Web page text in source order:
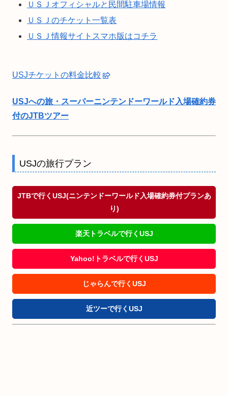
ＵＳＪオフィシャルと民間駐車場情報
ＵＳＪのチケット一覧表
ＵＳＪ情報サイトスマホ版はコチラ
USJチケットの料金比較
USJへの旅・スーパーニンテンドーワールド入場確約券
付のJTBツアー
USJの旅行プラン
JTBで行くUSJ(ニンテンドーワールド入場確約券付プランあ
り)
楽天トラベルで行くUSJ
Yahoo!トラベルで行くUSJ
じゃらんで行くUSJ
近ツーで行くUSJ